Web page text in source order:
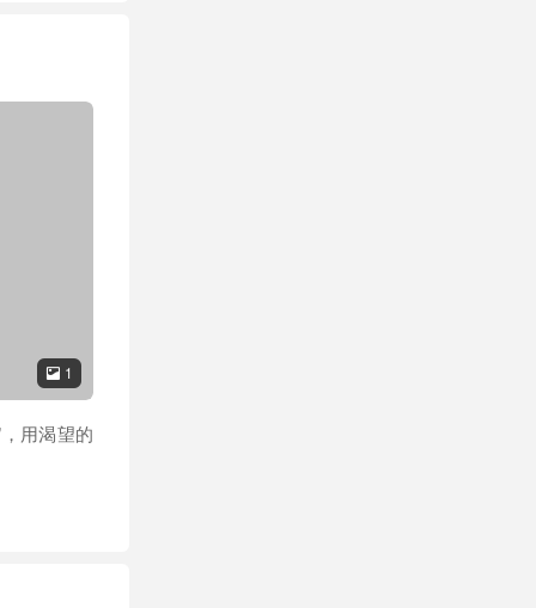
 1
用渴望的